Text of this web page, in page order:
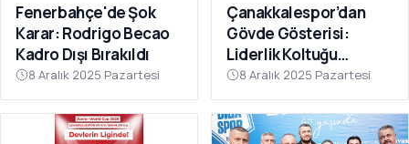
Fenerbahçe'de Şok
Karar: Rodrigo Becao
Kadro Dışı Bırakıldı
8 Aralık 2025 Pazartesi
Çanakkalespor’dan
Gövde Gösterisi:
Liderlik Koltuğu
Bırakılmıyor!
8 Aralık 2025 Pazartesi